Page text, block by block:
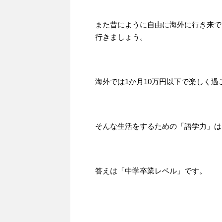
また昔にように自由に海外に行き来
行きましょう。
海外では1か月10万円以下で楽しく
そんな生活をするための「語学力」
答えは「中学卒業レベル」です。